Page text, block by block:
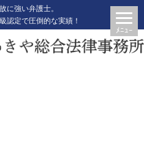
に強い弁護士。
認定で圧倒的な実績！